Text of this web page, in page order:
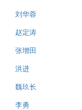
刘华蓉
赵定涛
张增田
洪进
魏玖长
李勇